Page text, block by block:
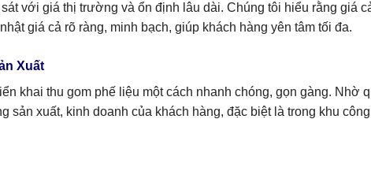
với giá thị trường và ổn định lâu dài. Chúng tôi hiểu rằng giá
giá cả rõ ràng, minh bạch, giúp khách hàng yên tâm tối đa.
Xuất
khai thu gom phế liệu một cách nhanh chóng, gọn gàng. Nhờ
sản xuất, kinh doanh của khách hàng, đặc biệt là trong khu